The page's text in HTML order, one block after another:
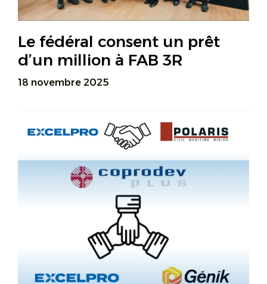
Le fédéral consent un prêt
d’un million à FAB 3R
18 novembre 2025